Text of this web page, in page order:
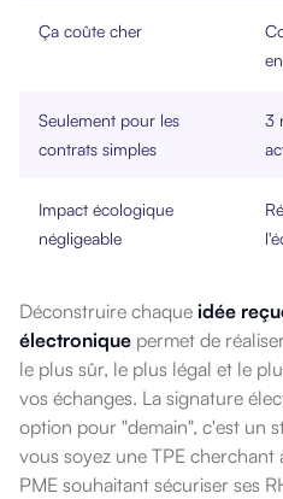
Ça coûte cher
Seulement pour les
contrats simples
3
Impact écologique
négligeable
Déconstruire chaque idée
électronique permet de
le plus sûr, le plus légal et le
vos échanges. La signature
option pour "demain", c'est un
vous soyez une TPE cherchant
PME souhaitant sécuriser ses